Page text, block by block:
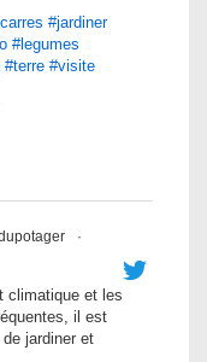
#jardiner
#legumes
#terre #visite
·
climatique et les
il est
jardiner et